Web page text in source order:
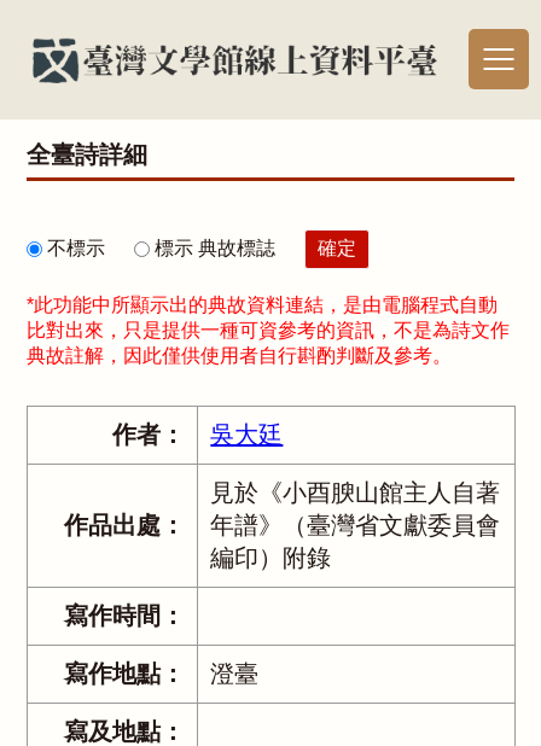
全臺詩詳細
不標示 標示 典故標誌
*此功能中所顯示出的典故資料連結，是由電腦程式自動
比對出來，只是提供一種可資參考的資訊，不是為詩文作
典故註解，因此僅供使用者自行斟酌判斷及參考。
作者： 吳大廷
作品出處：
見於《小酉腴山館主人自著
年譜》（臺灣省文獻委員會
編印）附錄
寫作時間：
寫作地點： 澄臺
寫及地點：